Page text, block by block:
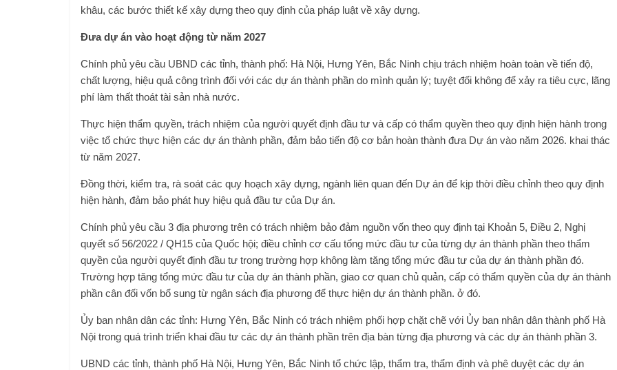
khâu, các bước thiết kế xây dựng theo quy định của pháp luật về xây dựng.
Đưa dự án vào hoạt động từ năm 2027
Chính phủ yêu cầu UBND các tỉnh, thành phố: Hà Nội, Hưng Yên, Bắc Ninh chịu trách nhiệm hoàn toàn về tiến độ,
chất lượng, hiệu quả công trình đối với các dự án thành phần do mình quản lý; tuyệt đối không để xảy ra tiêu cực, lãng
phí làm thất thoát tài sản nhà nước.
Thực hiện thẩm quyền, trách nhiệm của người quyết định đầu tư và cấp có thẩm quyền theo quy định hiện hành trong
việc tổ chức thực hiện các dự án thành phần, đảm bảo tiến độ cơ bản hoàn thành đưa Dự án vào năm 2026. khai thác
từ năm 2027.
Đồng thời, kiểm tra, rà soát các quy hoạch xây dựng, ngành liên quan đến Dự án để kịp thời điều chỉnh theo quy định
hiện hành, đảm bảo phát huy hiệu quả đầu tư của Dự án.
Chính phủ yêu cầu 3 địa phương trên có trách nhiệm bảo đảm nguồn vốn theo quy định tại Khoản 5, Điều 2, Nghị
quyết số 56/2022 / QH15 của Quốc hội; điều chỉnh cơ cấu tổng mức đầu tư của từng dự án thành phần theo thẩm
quyền của người quyết định đầu tư trong trường hợp không làm tăng tổng mức đầu tư của dự án thành phần đó.
Trường hợp tăng tổng mức đầu tư của dự án thành phần, giao cơ quan chủ quản, cấp có thẩm quyền của dự án thành
phần cân đối vốn bổ sung từ ngân sách địa phương để thực hiện dự án thành phần. ở đó.
Ủy ban nhân dân các tỉnh: Hưng Yên, Bắc Ninh có trách nhiệm phối hợp chặt chẽ với Ủy ban nhân dân thành phố Hà
Nội trong quá trình triển khai đầu tư các dự án thành phần trên địa bàn từng địa phương và các dự án thành phần 3.
UBND các tỉnh, thành phố Hà Nội, Hưng Yên, Bắc Ninh tổ chức lập, thẩm tra, thẩm định và phê duyệt các dự án